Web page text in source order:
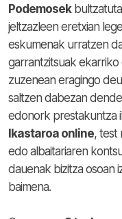
Podemosek
jeltzazleen eretxian
eskumenak urratzen
garrantzitsuak
zuzenean eragingo
saltzen dabezan
edonork prestakuntza
Ikastaroa online, test
edo albaitariaren
dauenak bizitza osoan
baimena.